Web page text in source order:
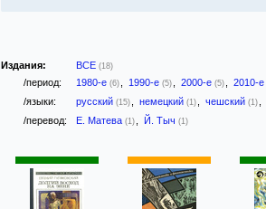
Издания: ВСЕ (18)
/период: 1980-е (6) 1990-е (5) 2000-е (5) 2010-е
/языки: русский (15) немецкий (1) чешский (1)
/перевод: Е. Матева (1) Й. Тыч (1)